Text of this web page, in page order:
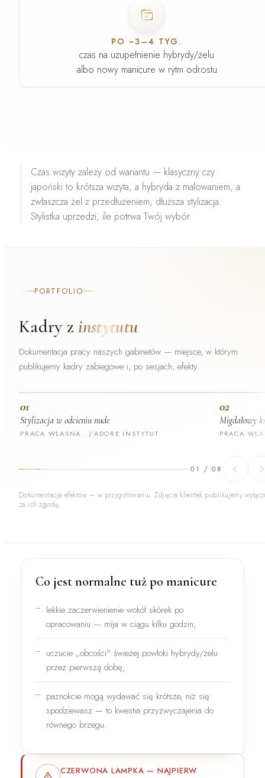
PO ~3–4 TYG.
czas na uzupełnienie hybrydy/żelu
albo nowy manicure w rytm odrostu
Czas wizyty zależy od wariantu — klasyczny czy
japoński to krótsza wizyta, a hybryda z malowaniem, a
zwłaszcza żel z przedłużeniem, dłuższa stylizacja.
Stylistka uprzedzi, ile potrwa Twój wybór.
PORTFOLIO
Kadry z instytutu
Dokumentacja pracy naszych gabinetów — miejsce, w którym
publikujemy kadry zabiegowe i, po sesjach, efekty.
01
Stylizacja w odcieniu nude
PRACA WŁASNA · J’ADORE INSTYTUT
02
Migdałowy
PRACA
01 / 08
Dokumentacja efektów — w przygotowaniu. Zdjęcia klientek publikujemy
za ich zgodą.
Co jest normalne tuż po manicure
lekkie zaczerwienienie wokół skórekpo
opracowaniu — mija w ciągu kilku godzin;
uczucie „obcości" świeżej powłoki hybrydy/żelu
przez pierwszą dobę;
paznokcie mogą wydawać się krótsze, niż się
spodziewasz — to kwestia przyzwyczajenia do
równego brzegu.
CZERWONA LAMPKA — NAJPIERW